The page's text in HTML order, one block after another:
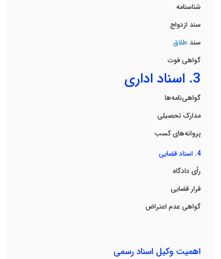
شناسنامه
سند ازدواج
سند طلاق
گواهی فوت
3. اسناد اداری
گواهی‌نامه‌ها
مدارک تحصیلی
پروانه‌های کسب
4. اسناد قضایی
رأی دادگاه
قرار قضایی
گواهی عدم اعتراض
اهمیت وکیل اسناد رسمی